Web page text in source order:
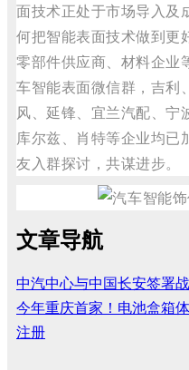
面技术正处于市场导入及
何把智能表面技术做到更
零部件供应商、材料企业
车智能表面微信群，吉利
风、延锋、宜兰汽配、宁
库尔兹、肖特等企业均已
友入群探讨，共谋进步。
文章导航
中汽中心与中国长安签署
今年重庆首家！电池盒箱
注册